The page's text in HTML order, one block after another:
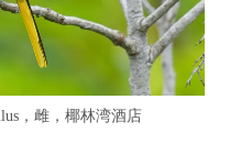
，雌，椰林湾酒店